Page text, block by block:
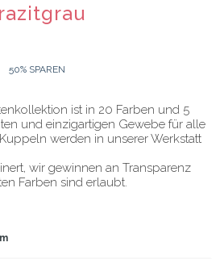
50% SPAREN
ist in 20 Farben und 5
und einzigartigen Gewebe für alle
werden in unserer Werkstatt
wir gewinnen an Transparenz
Farben sind erlaubt.